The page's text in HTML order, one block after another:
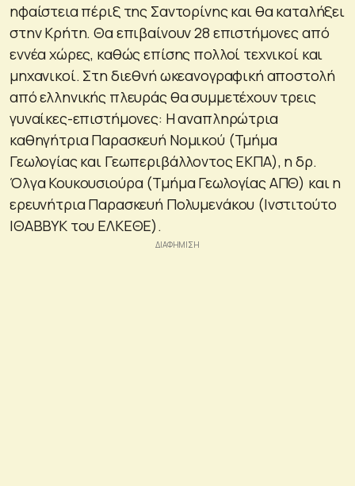
ηφαίστεια πέριξ της Σαντορίνης και θα καταλήξει
στην Κρήτη. Θα επιβαίνουν 28 επιστήμονες από
εννέα χώρες, καθώς επίσης πολλοί τεχνικοί και
μηχανικοί. Στη διεθνή ωκεανογραφική αποστολή
από ελληνικής πλευράς θα συμμετέχουν τρεις
γυναίκες-επιστήμονες: Η αναπληρώτρια
καθηγήτρια Παρασκευή Νομικού (Τμήμα
Γεωλογίας και Γεωπεριβάλλοντος ΕΚΠΑ), η δρ.
Όλγα Κουκουσιούρα (Τμήμα Γεωλογίας ΑΠΘ) και η
ερευνήτρια Παρασκευή Πολυμενάκου (Ινστιτούτο
ΙΘΑΒΒΥΚ του ΕΛΚΕΘΕ).